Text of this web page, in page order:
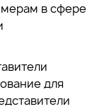
в сфере
для